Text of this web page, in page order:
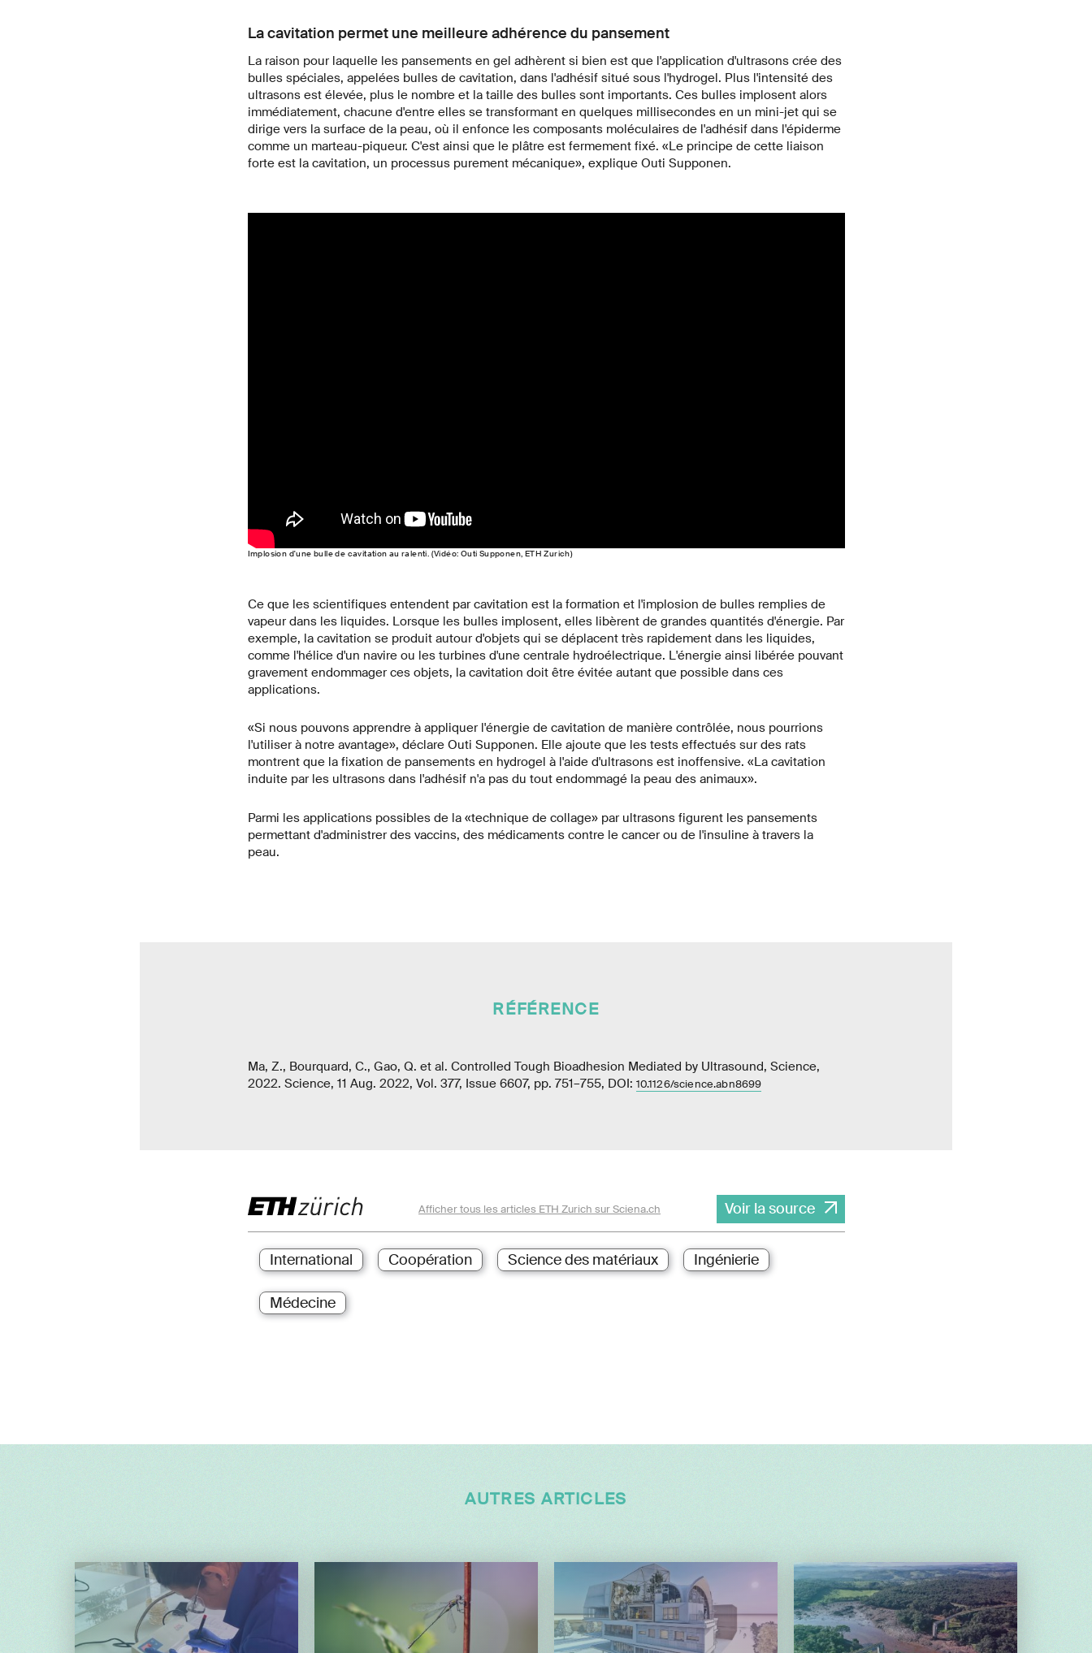
La cavitation permet une meilleure adhérence du pansement
La raison pour laquelle les pansements en gel adhèrent si bien est que l'application d'ultrasons crée des
bulles spéciales, appelées bulles de cavitation, dans l'adhésif situé sous l'hydrogel. Plus l'intensité des
ultrasons est élevée, plus le nombre et la taille des bulles sont importants. Ces bulles implosent alors
immédiatement, chacune d'entre elles se transformant en quelques millisecondes en un mini-jet qui se
dirige vers la surface de la peau, où il enfonce les composants moléculaires de l'adhésif dans l'épiderme
comme un marteau-piqueur. C'est ainsi que le plâtre est fermement fixé. «Le principe de cette liaison
forte est la cavitation, un processus purement mécanique», explique Outi Supponen.
Implosion d'une bulle de cavitation au ralenti. (Vidéo: Outi Supponen, ETH Zurich)
Ce que les scientifiques entendent par cavitation est la formation et l'implosion de bulles remplies de
vapeur dans les liquides. Lorsque les bulles implosent, elles libèrent de grandes quantités d'énergie. Par
exemple, la cavitation se produit autour d'objets qui se déplacent très rapidement dans les liquides,
comme l'hélice d'un navire ou les turbines d'une centrale hydroélectrique. L'énergie ainsi libérée pouvant
gravement endommager ces objets, la cavitation doit être évitée autant que possible dans ces
applications.
«Si nous pouvons apprendre à appliquer l'énergie de cavitation de manière contrôlée, nous pourrions
l'utiliser à notre avantage», déclare Outi Supponen. Elle ajoute que les tests effectués sur des rats
montrent que la fixation de pansements en hydrogel à l'aide d'ultrasons est inoffensive. «La cavitation
induite par les ultrasons dans l'adhésif n'a pas du tout endommagé la peau des animaux».
Parmi les applications possibles de la «technique de collage» par ultrasons figurent les pansements
permettant d'administrer des vaccins, des médicaments contre le cancer ou de l'insuline à travers la
peau.
RÉFÉRENCE
Ma, Z., Bourquard, C., Gao, Q. et al. Controlled Tough Bioadhesion Mediated by Ultrasound, Science,
2022. Science, 11 Aug. 2022, Vol. 377, Issue 6607, pp. 751–755, DOI: 10.1126/science.abn8699
Afficher tous les articles ETH Zurich sur Sciena.ch Voir la source
International Coopération Science des matériaux Ingénierie
Médecine
AUTRES ARTICLES